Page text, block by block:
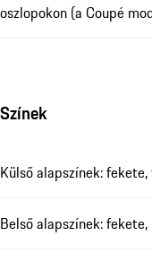
oszlopokon (a Coupé
Színek
Külső alapszínek:
Belső alapszínek: